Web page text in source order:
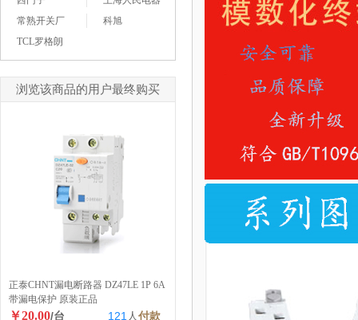
常熟开关厂
科旭
TCL罗格朗
浏览该商品的用户最终购买
正泰CHNT漏电断路器 DZ47LE 1P 6A
带漏电保护 原装正品
￥20.00/台 121 人付款